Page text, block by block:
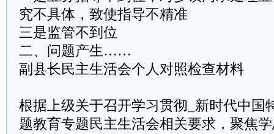
究不具体，致使指导不精准
三是监管不到位
二、问题产生……
副县长民主生活会个人对照检查材料
根据上级关于召开学习贯彻_新时代中国
题教育专题民主生活会相关要求，聚焦